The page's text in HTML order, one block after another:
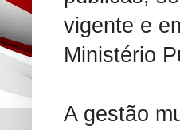
vigente e
Ministério
A gestão